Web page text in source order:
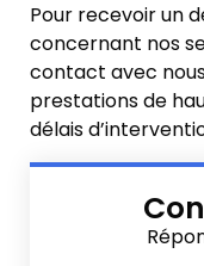
Pour recevoir un
concernant nos
contact avec
prestations de
délais